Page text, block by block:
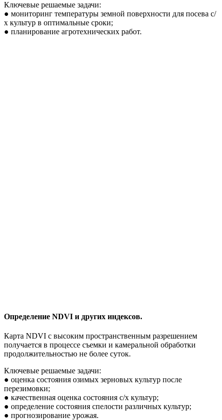
Ключевые решаемые задачи:
● мониторинг температуры земной поверхности для посева с/
х культур в оптимальные сроки;
● планирование агротехнических работ.
Определение NDVI и других индексов.
Карта NDVI с высоким пространственным разрешением
получается в процессе съемки и камеральной обработки
продолжительностью не более суток.
Ключевые решаемые задачи:
● оценка состояния озимых зерновых культур после
перезимовки;
● качественная оценка состояния с/х культур;
● определение состояния спелости различных культур;
● прогнозирование урожая.